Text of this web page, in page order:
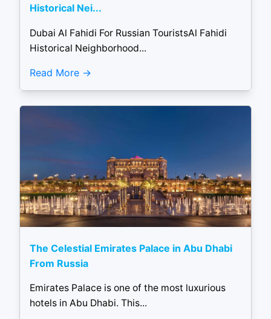
Historical Nei...
Dubai Al Fahidi For Russian TouristsAl Fahidi
Historical Neighborhood...
Read More
The Celestial Emirates Palace in Abu Dhabi
From Russia
Emirates Palace is one of the most luxurious
hotels in Abu Dhabi. This...